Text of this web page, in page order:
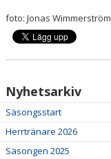
foto: Jonas Wimmerström
Nyhetsarkiv
Säsongsstart
Herrtränare 2026
Säsongen 2025